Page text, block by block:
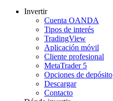
Invertir
Cuenta OANDA
Tipos de interés
TradingView
Aplicación móvil
Cliente profesional
MetaTrader 5
Opciones de depósito
Descargar
Contacto